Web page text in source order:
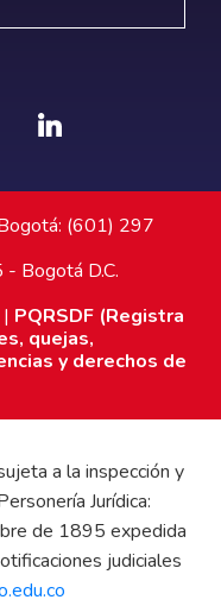
(601) 297
Bogotá D.C.
| PQRSDF (Registra
quejas,
y derechos de
a la inspección y
Jurídica:
de 1895 expedida
judiciales